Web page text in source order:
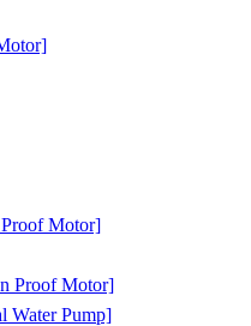
Motor]
Proof Motor]
Pump]